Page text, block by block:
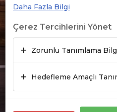
Daha Fazla Bilgi
Çerez Tercihlerini Yönet
Zorunlu Tanımlama
Hedefleme Amaçlı